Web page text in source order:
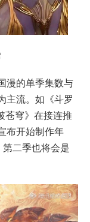
漫的单季集数与
主流。如《斗罗
苍穹》在接连推
布开始制作年
二季也将会是